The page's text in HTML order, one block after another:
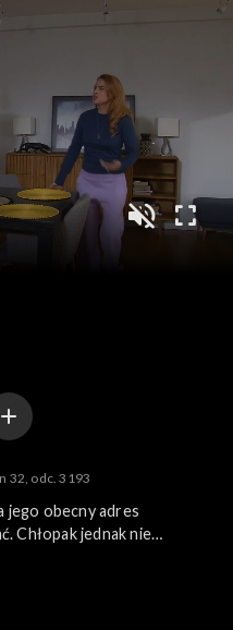
32, odc. 3193
jego obecny adres
Chłopak jednak nie
opuszczają dom Lubiczów,